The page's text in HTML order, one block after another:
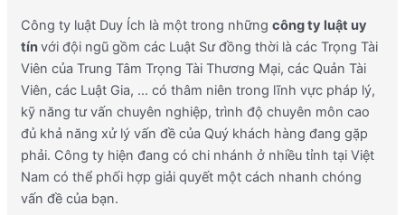
Công ty luật Duy Ích là một trong những công ty luật uy
tínvới đội ngũ gồm các Luật Sư đồng thời là các Trọng Tài
Viên của Trung Tâm Trọng Tài Thương Mại, các Quản Tài
Viên, các Luật Gia, … có thâm niên trong lĩnh vực pháp lý,
kỹ năng tư vấn chuyên nghiệp, trình độ chuyên môn cao
đủ khả năng xử lý vấn đề của Quý khách hàng đang gặp
phải. Công ty hiện đang có chi nhánh ở nhiều tỉnh tại Việt
Nam có thể phối hợp giải quyết một cách nhanh chóng
vấn đề của bạn.